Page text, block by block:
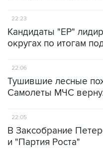
22:23
Кандидаты "ЕР"
округах по итогам
22:06
Тушившие лесные
Самолеты МЧС
22:05
В Заксобрание
и "Партия Роста"